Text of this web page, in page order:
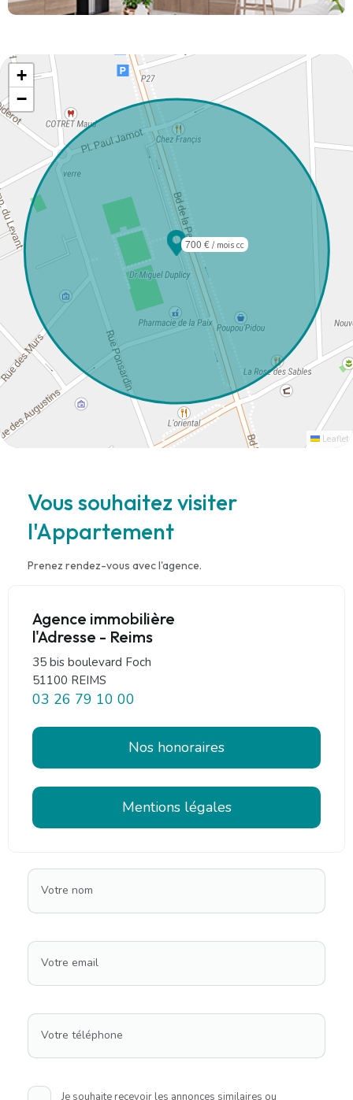
700 € / mois cc
+
−
Leaflet
Vous souhaitez visiter
l'Appartement
Prenez rendez-vous avec l'agence.
Agence immobilière
l'Adresse - Reims
35 bis boulevard Foch
51100 REIMS
03 26 79 10 00
Nos honoraires
Mentions légales
Votre nom
Votre email
Votre téléphone
Je souhaite recevoir les annonces similaires ou